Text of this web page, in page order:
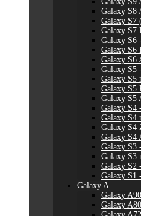
Galaxy S8
Galaxy S7
Galaxy S7
Galaxy S6
Galaxy S6
Galaxy S6
Galaxy S5
Galaxy S5
Galaxy S5
Galaxy S5
Galaxy S4
Galaxy S4
Galaxy S4
Galaxy S4
Galaxy S3
Galaxy S3
Galaxy S2
Galaxy S1
Galaxy A
Galaxy A90
Galaxy A80